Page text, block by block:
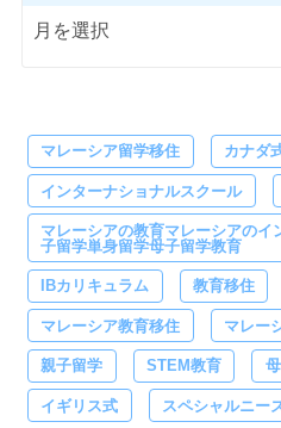
マレーシア留学移住 カナダ
インターナショナルスクール
マレーシアの教育マレーシアの
子留学単身留学母子留学教育
IBカリキュラム 教育移住
マレーシア教育移住 マレー
親子留学 STEM教育
イギリス式 スペシャルニー